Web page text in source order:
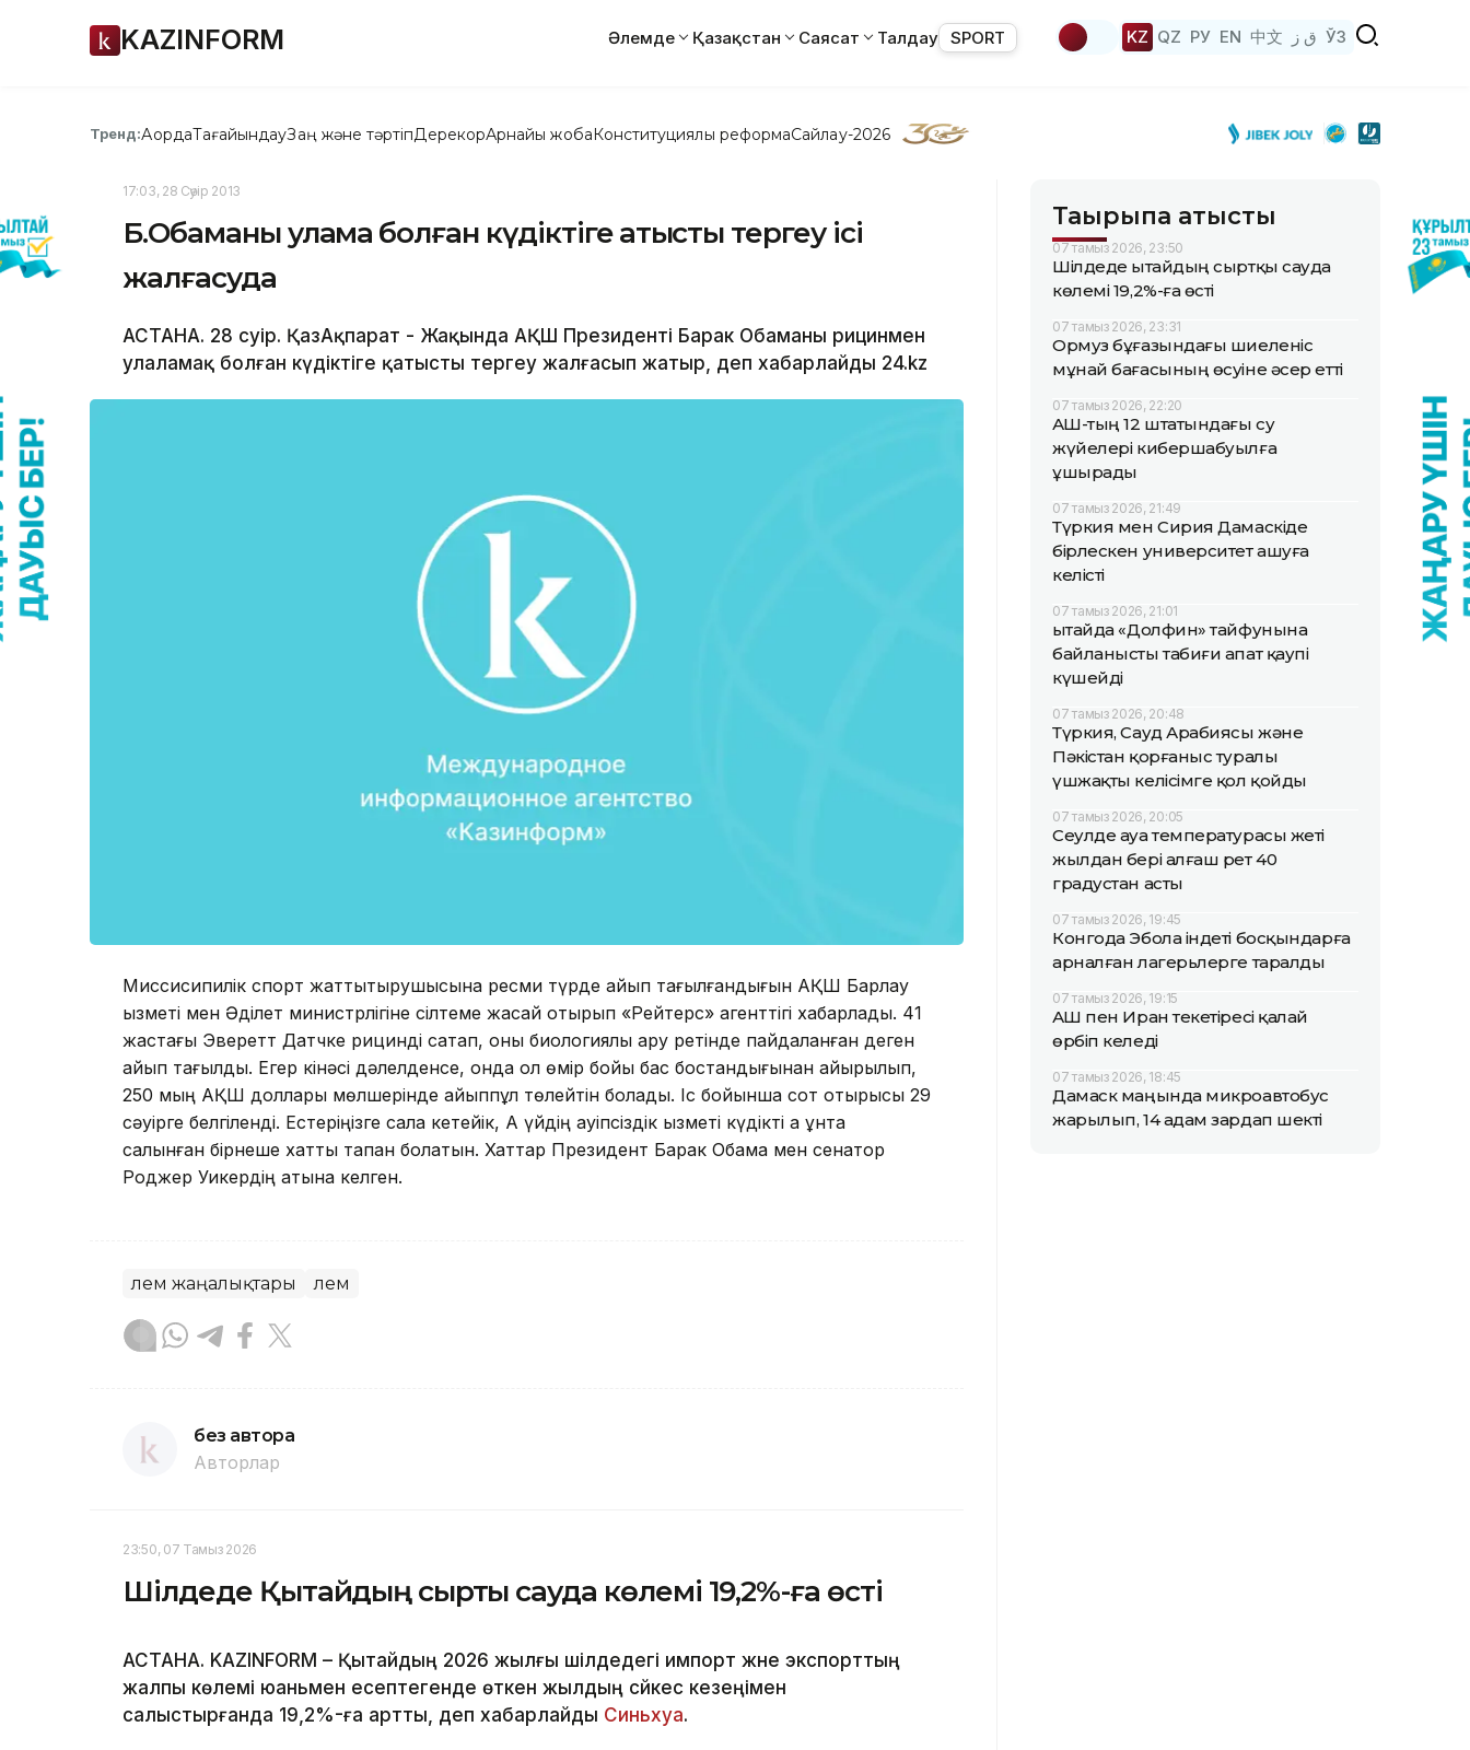
KAZINFORM Әлемде Қазақстан Саясат Талдау SPORT KZ QZ РУ EN 中文 ق ز ЎЗ
Тренд:АқордаТағайындауЗаң және тәртіпДерекқорАрнайы жобаКонституциялық реформаСайлау-2026
17:03, 28 Сәуір 2013
Б.Обаманы уламақ болған күдіктіге қатысты тергеу ісі
жалғасуда
АСТАНА. 28 сәуір. ҚазАқпарат - Жақында АҚШ Президенті Барак Обаманы рицинмен
улаламақ болған күдіктіге қатысты тергеу жалғасып жатыр, деп хабарлайды 24.kz
Миссисипилік спорт жаттықтырушысына ресми түрде айып тағылғандығын АҚШ Барлау
қызметі мен Әділет министрлігіне сілтеме жасай отырып «Рейтерс» агенттігі хабарлады. 41
жастағы Эверетт Датчке рицинді сақтап, оны биологиялық қару ретінде пайдаланған деген
айып тағылды. Егер кінәсі дәлелденсе, онда ол өмір бойы бас бостандығынан айырылып,
250 мың АҚШ доллары мөлшерінде айыппұл төлейтін болады. Іс бойынша сот отырысы 29
сәуірге белгіленді. Естеріңізге сала кетейік, Ақ үйдің қауіпсіздік қызметі күдікті ақ ұнтақ
салынған бірнеше хатты тапқан болатын. Хаттар Президент Барак Обама мен сенатор
Роджер Уикердің атына келген.
Әлем жаңалықтары Әлем
без автора
Авторлар
23:50, 07 Тамыз 2026
Шілдеде Қытайдың сыртқы сауда көлемі 19,2%-ға өсті
АСТАНА. KAZINFORM – Қытайдың 2026 жылғы шілдедегі импорт және экспорттың
жалпы көлемі юаньмен есептегенде өткен жылдың сәйкес кезеңімен
салыстырғанда 19,2%-ға артты, деп хабарлайды Синьхуа.
Тақырыпқа қатысты
07 тамыз 2026, 23:50
Шілдеде Қытайдың сыртқы сауда
көлемі 19,2%-ға өсті
07 тамыз 2026, 23:31
Ормуз бұғазындағы шиеленіс
мұнай бағасының өсуіне әсер етті
07 тамыз 2026, 22:20
АҚШ-тың 12 штатындағы су
жүйелері кибершабуылға
ұшырады
07 тамыз 2026, 21:49
Түркия мен Сирия Дамаскіде
бірлескен университет ашуға
келісті
07 тамыз 2026, 21:01
Қытайда «Долфин» тайфунына
байланысты табиғи апат қаупі
күшейді
07 тамыз 2026, 20:48
Түркия, Сауд Арабиясы және
Пәкістан қорғаныс туралы
үшжақты келісімге қол қойды
07 тамыз 2026, 20:05
Сеулде ауа температурасы жеті
жылдан бері алғаш рет 40
градустан асты
07 тамыз 2026, 19:45
Конгода Эбола індеті босқындарға
арналған лагерьлерге таралды
07 тамыз 2026, 19:15
АҚШ пен Иран текетіресі қалай
өрбіп келеді
07 тамыз 2026, 18:45
Дамаск маңында микроавтобус
жарылып, 14 адам зардап шекті